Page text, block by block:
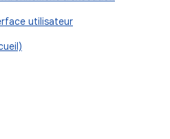
utilisateur